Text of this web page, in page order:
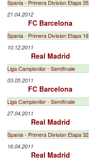
Spania - Primera Division Etapa 35
21.04.2012
FC Barcelona
Spania - Primera Division Etapa 16
10.12.2011
Real Madrid
Liga Campionilor - Semifinale
03.05.2011
FC Barcelona
Liga Campionilor - Semifinale
27.04.2011
Real Madrid
Spania - Primera Division Etapa 32
16.04.2011
Real Madrid